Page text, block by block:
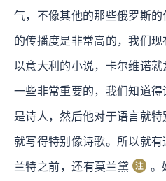
气，不像其他的那些俄罗斯的
的传播度是非常高的，我们
以意大利的小说，卡尔维诺
一些非常重要的，我们知道
是诗人，然后他对于语言就
就写得特别像诗歌。所以就
兰特之前，还有莫兰黛 。